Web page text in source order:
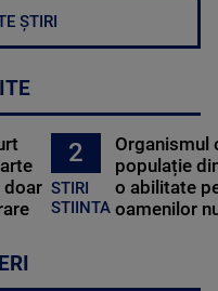
ȘTIRI
doar
2
STIRI
STIINTA
Organismul
populație
o abilitate
oamenilor